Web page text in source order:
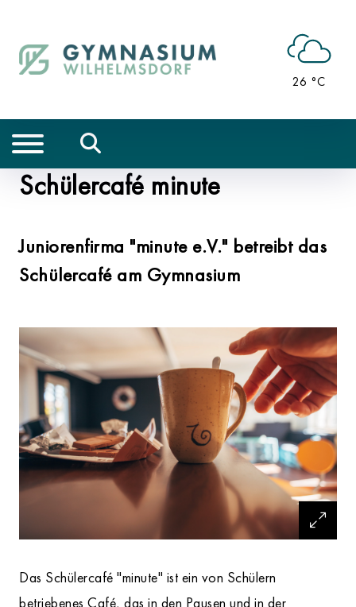
26 °C
Schülercafé minute
Juniorenfirma "minute e.V." betreibt das
Schülercafé am Gymnasium
Das Schülercafé "minute" ist ein von Schülern
betriebenes Café, das in den Pausen und in der